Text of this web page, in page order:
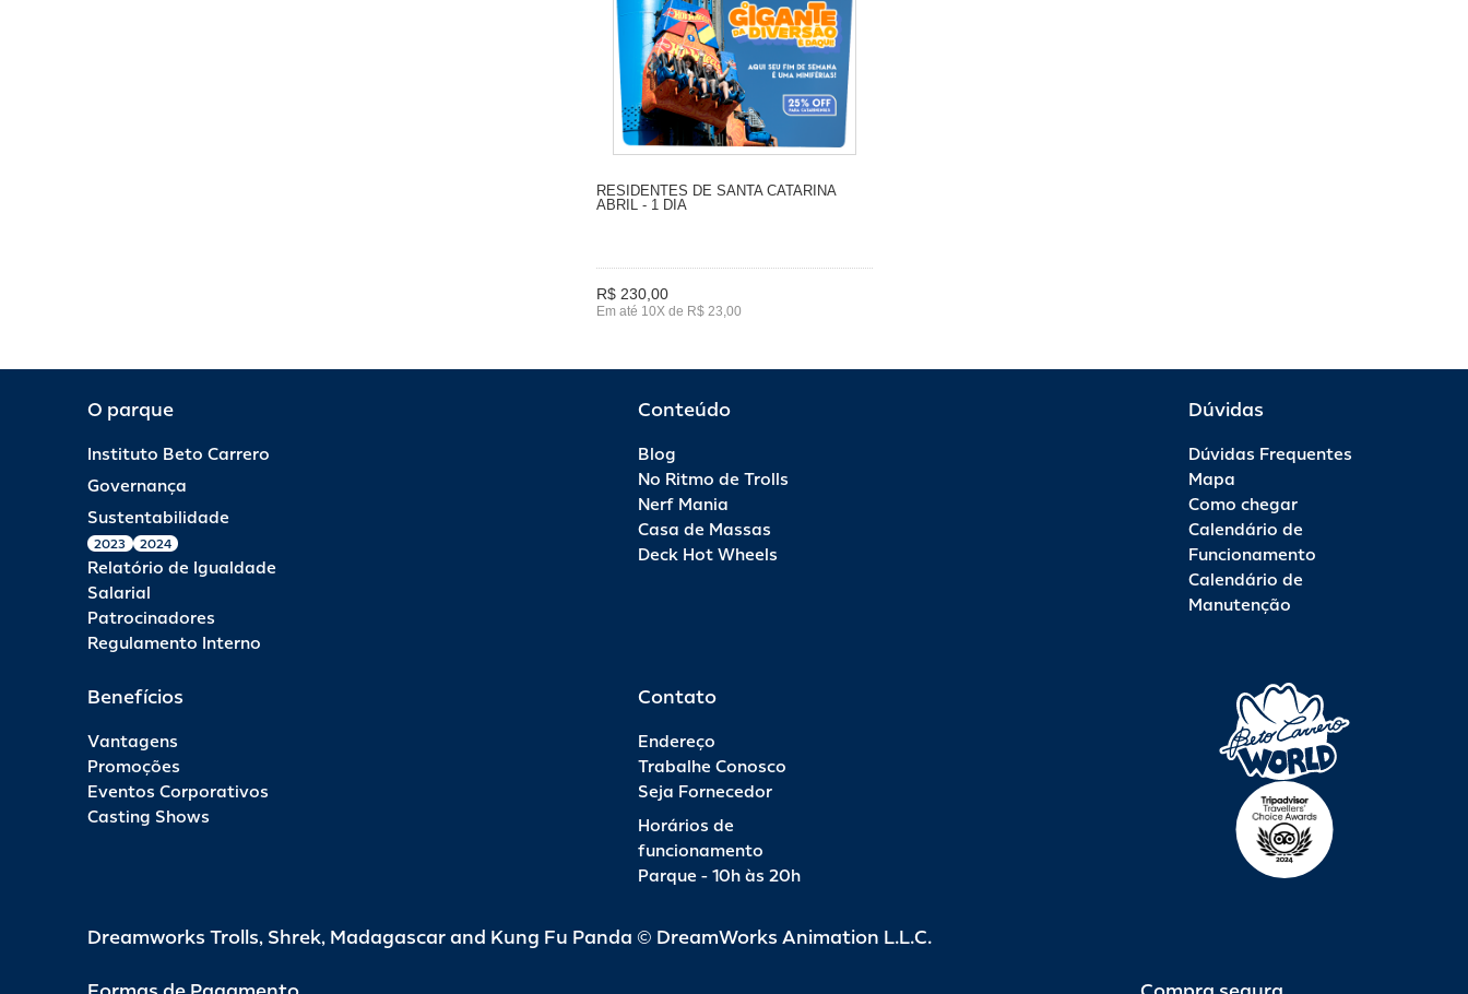
RESIDENTES DE SANTA CATARINA
ABRIL - 1 DIA
R$ 230,00
Em até 10X de R$ 23,00
O parque
Instituto Beto Carrero
Governança
Sustentabilidade
2023 2024
Relatório de Igualdade
Salarial
Patrocinadores
Regulamento Interno
Conteúdo
Blog
No Ritmo de Trolls
Nerf Mania
Casa de Massas
Deck Hot Wheels
Dúvidas
Dúvidas Frequentes
Mapa
Como chegar
Calendário de
Funcionamento
Calendário de
Manutenção
Benefícios
Vantagens
Promoções
Eventos Corporativos
Casting Shows
Contato
Endereço
Trabalhe Conosco
Seja Fornecedor
Horários de
funcionamento
Parque - 10h às 20h
Dreamworks Trolls, Shrek, Madagascar and Kung Fu Panda © DreamWorks Animation L.L.C.